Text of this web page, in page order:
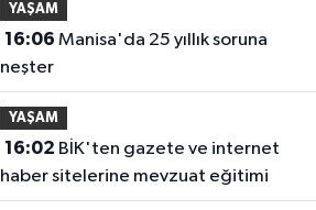
YAŞAM
16:06
neşter
YAŞAM
16:02
haber sitelerine mevzuat eğitimi